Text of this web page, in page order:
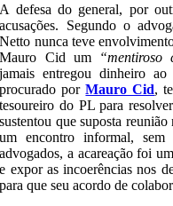
A defesa do general, por
acusações. Segundo o
Netto nunca teve
Mauro Cid um
“mentiroso
jamais entregou dinheiro
procurado porMauro Cid,
tesoureiro do PL para
sustentou que suposta
um encontro informal, sem
advogados, a acareação foi
e expor as incoerências nos
para que seu acordo de